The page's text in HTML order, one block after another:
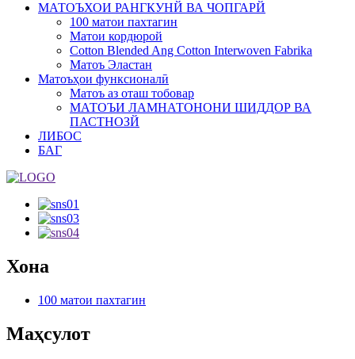
МАТОЪХОИ РАНГКУНЙ ВА ЧОПГАРЙ
100 матои пахтагин
Матои кордюрой
Cotton Blended Ang Cotton Interwoven Fabrika
Матоъ Эластан
Матоъҳои функсионалӣ
Матоъ аз оташ тобовар
МАТОЪИ ЛАМНАТОНОНИ ШИДДОР ВА
ПАСТНОЗЙ
ЛИБОС
БАГ
Хона
100 матои пахтагин
Маҳсулот